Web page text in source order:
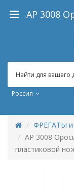
Россия
ФРЕГАТЫ
AP 3008
пластиковой